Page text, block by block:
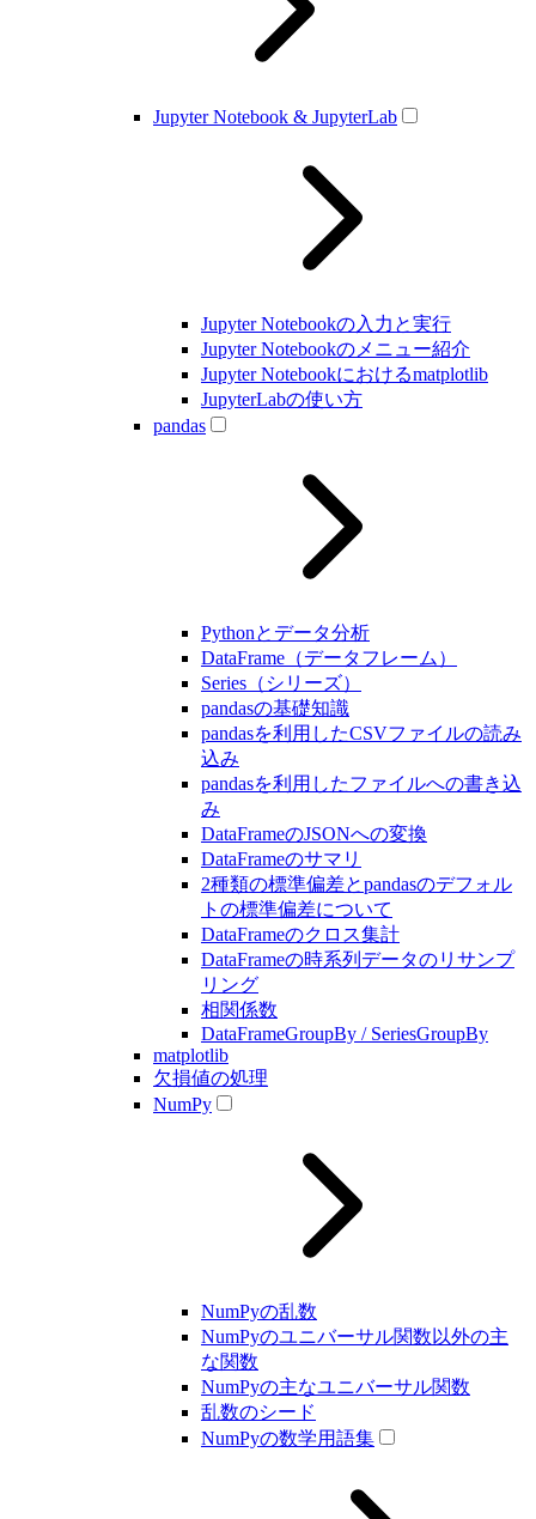
Jupyter Notebook & JupyterLab
Jupyter Notebookの入力と実行
Jupyter Notebookのメニュー紹介
Jupyter Notebookにおけるmatplotlib
JupyterLabの使い方
pandas
Pythonとデータ分析
DataFrame（データフレーム）
Series（シリーズ）
pandasの基礎知識
pandasを利用したCSVファイルの読み
込み
pandasを利用したファイルへの書き込
み
DataFrameのJSONへの変換
DataFrameのサマリ
2種類の標準偏差とpandasのデフォル
トの標準偏差について
DataFrameのクロス集計
DataFrameの時系列データのリサンプ
リング
相関係数
DataFrameGroupBy / SeriesGroupBy
matplotlib
欠損値の処理
NumPy
NumPyの乱数
NumPyのユニバーサル関数以外の主
な関数
NumPyの主なユニバーサル関数
乱数のシード
NumPyの数学用語集